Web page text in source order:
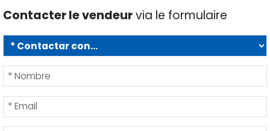
Contacter le vendeurvia le formulaire